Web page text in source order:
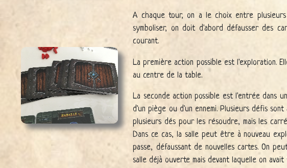
A chaque tour, on a le choix entre
symboliser, on doit d'abord défausser des
courant.
La première action possible est l'exploration.
au centre de la table.
La seconde action possible est l'entrée dans
d'un piège ou d'un ennemi. Plusieurs défis
plusieurs dés pour les résoudre, mais les
Dans ce cas, la salle peut être à nouveau
passe, défaussant de nouvelles cartes. On
salle déjà ouverte mais devant laquelle on avait